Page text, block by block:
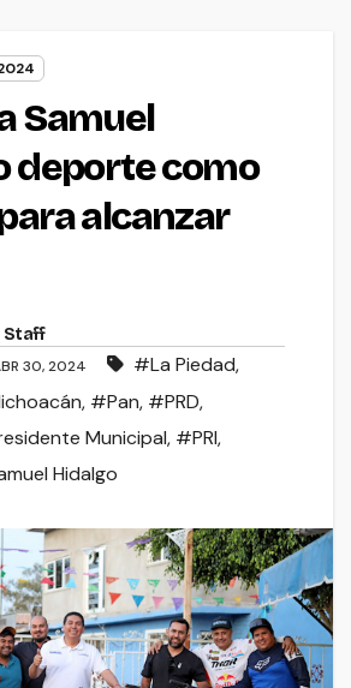
Samuel
deporte como
alcanzar
Staff
30, 2024 #La Piedad,
, #Pan, #PRD,
Municipal, #PRI,
Hidalgo